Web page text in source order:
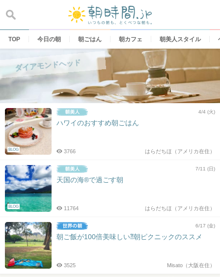
content
TOP 今日の朝 朝ごはん 朝カフェ 朝美人スタイル
ダイアモンドヘッド
BLOG
4/4 (火)
ハワイのおすすめ朝ごはん
はらだちほ（アメリカ在住）
3766
BLOG
7/11 (日)
天国の海®で過ごす朝
はらだちほ（アメリカ在住）
11764
6/17 (金)
朝ご飯が100倍美味しい⁈朝ピクニックのススメ
Misato（大阪在住）
3525